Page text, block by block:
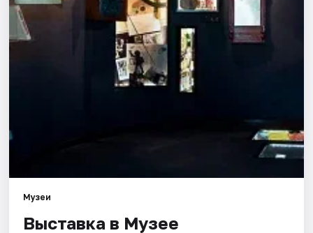
Артисты
Музеи
Выставка в Музее